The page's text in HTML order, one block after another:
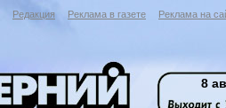
Редакция Реклама в газете Реклама на
8